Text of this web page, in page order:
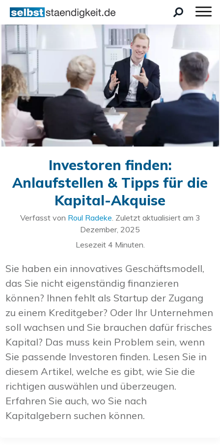
Investoren finden:
Anlaufstellen & Tipps für die
Kapital-Akquise
Verfasst von Roul Radeke. Zuletzt aktualisiert am 3
Dezember, 2025
Lesezeit 4 Minuten.
Sie haben ein innovatives Geschäftsmodell,
das Sie nicht eigenständig finanzieren
können? Ihnen fehlt als Startup der Zugang
zu einem Kreditgeber? Oder Ihr Unternehmen
soll wachsen und Sie brauchen dafür frisches
Kapital? Das muss kein Problem sein, wenn
Sie passende Investoren finden. Lesen Sie in
diesem Artikel, welche es gibt, wie Sie die
richtigen auswählen und überzeugen.
Erfahren Sie auch, wo Sie nach
Kapitalgebern suchen können.